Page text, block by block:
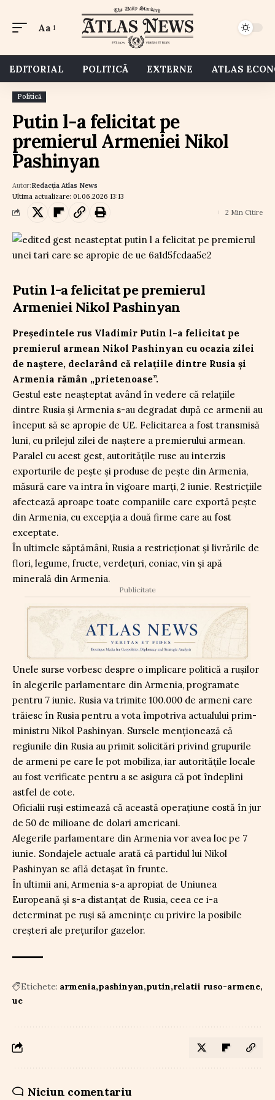
Aa
EDITORIAL POLITICĂ EXTERNE ATLAS
Politică
Putin l-a felicitat pe
premierul Armeniei Nikol
Pashinyan
Ultima actualizare: 01.06.2026 13:13
Autor:Redacția Atlas News
2 Min Citire
Putin l-a felicitat pe premierul
Armeniei Nikol Pashinyan
Președintele rus Vladimir Putin l-a felicitat pe
premierul armean Nikol Pashinyan cu ocazia zilei
de naștere, declarând că relațiile dintre Rusia și
Armenia rămân „prietenoase”.
Gestul este neașteptat având în vedere că relațiile
dintre Rusia și Armenia s-au degradat după ce armenii au
început să se apropie de UE. Felicitarea a fost transmisă
luni, cu prilejul zilei de naștere a premierului armean.
Paralel cu acest gest, autoritățile ruse au interzis
exporturile de pește și produse de pește din Armenia,
măsură care va intra în vigoare marți, 2 iunie. Restricțiile
afectează aproape toate companiile care exportă pește
din Armenia, cu excepția a două firme care au fost
exceptate.
În ultimele săptămâni, Rusia a restricționat și livrările de
flori, legume, fructe, verdețuri, coniac, vin și apă
minerală din Armenia.
Publicitate
Unele surse vorbesc despre o implicare politică a rușilor
în alegerile parlamentare din Armenia, programate
pentru 7 iunie. Rusia va trimite 100.000 de armeni care
trăiesc în Rusia pentru a vota împotriva actualului prim-
ministru Nikol Pashinyan. Sursele menționează că
regiunile din Rusia au primit solicitări privind grupurile
de armeni pe care le pot mobiliza, iar autoritățile locale
au fost verificate pentru a se asigura că pot îndeplini
astfel de cote.
Oficialii ruși estimează că această operațiune costă în jur
de 50 de milioane de dolari americani.
Alegerile parlamentare din Armenia vor avea loc pe 7
iunie. Sondajele actuale arată că partidul lui Nikol
Pashinyan se află detașat în frunte.
În ultimii ani, Armenia s-a apropiat de Uniunea
Europeană și s-a distanțat de Rusia, ceea ce i-a
determinat pe ruși să amenințe cu privire la posibile
creșteri ale prețurilor gazelor.
Etichete: armenia pashinyan putin relatii ruso-armene
ue
Niciun comentariu